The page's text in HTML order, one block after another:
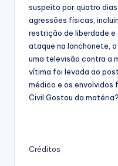
suspeito por quatro
agressões físicas,
restrição de liberdade e
ataque na lanchonete,
uma televisão contra a
vítima foi levada ao
médico e os envolvidos
Civil.Gostou da
Créditos